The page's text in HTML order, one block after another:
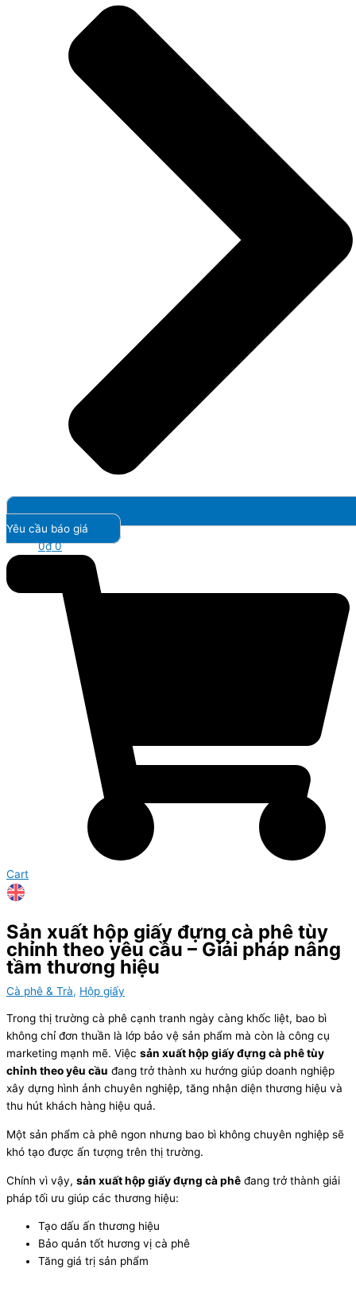
Yêu cầu báo giá
0₫ 0
Cart
Sản xuất hộp giấy đựng cà phê tùy
chỉnh theo yêu cầu – Giải pháp nâng
tầm thương hiệu
Cà phê & Trà, Hộp giấy
Trong thị trường cà phê cạnh tranh ngày càng khốc liệt, bao bì
không chỉ đơn thuần là lớp bảo vệ sản phẩm mà còn là công cụ
marketing mạnh mẽ. Việc sản xuất hộp giấy đựng cà phê tùy
chỉnh theo yêu cầu đang trở thành xu hướng giúp doanh nghiệp
xây dựng hình ảnh chuyên nghiệp, tăng nhận diện thương hiệu và
thu hút khách hàng hiệu quả.
Một sản phẩm cà phê ngon nhưng bao bì không chuyên nghiệp sẽ
khó tạo được ấn tượng trên thị trường.
Chính vì vậy, sản xuất hộp giấy đựng cà phê đang trở thành giải
pháp tối ưu giúp các thương hiệu:
Tạo dấu ấn thương hiệu
Bảo quản tốt hương vị cà phê
Tăng giá trị sản phẩm